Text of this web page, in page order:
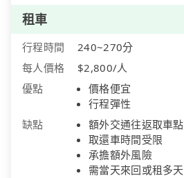
租車
行程時間
240~270分
每人價格
$2,800/人
優點
價格便宜
行程彈性
缺點
額外交通往返取車點
取還車時間受限
承擔額外風險
需當天來回或租多天